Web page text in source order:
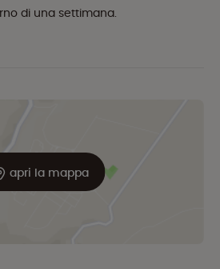
di una settimana.
apri la mappa